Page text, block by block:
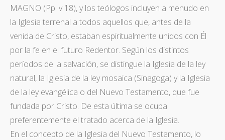
MAGNO (Pp. v 18), y los teólogos incluyen a menudo en
la Iglesia terrenal a todos aquellos que, antes de la
venida de Cristo, estaban espiritualmente unidos con Él
por la fe en el futuro Redentor. Según los distintos
períodos de la salvación, se distingue la Iglesia de la ley
natural, la Iglesia de la ley mosaica (Sinagoga) y la Iglesia
de la ley evangélica o del Nuevo Testamento, que fue
fundada por Cristo. De esta última se ocupa
preferentemente el tratado acerca de la Iglesia.
En el concepto de la Iglesia del Nuevo Testamento, lo